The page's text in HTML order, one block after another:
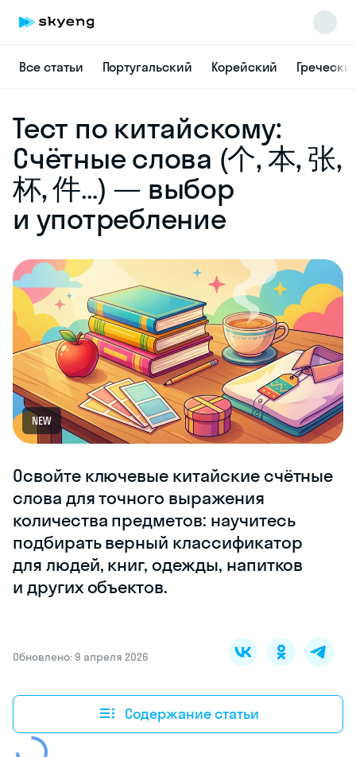
Все статьи Португальский Корейский
Тест по китайскому:
Счётные слова (个, 本, 张,
杯, 件…) — выбор
и употребление
NEW
Освойте ключевые китайские счётные
слова для точного выражения
количества предметов: научитесь
подбирать верный классификатор
для людей, книг, одежды, напитков
и других объектов.
Обновлено: 9 апреля 2026
Содержание статьи
online